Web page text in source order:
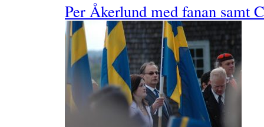
Per Åkerlund med fanan samt